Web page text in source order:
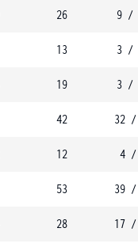
26 9 /
13 3 /
19 3 /
42 32 /
12 4 /
53 39 /
28 17 /